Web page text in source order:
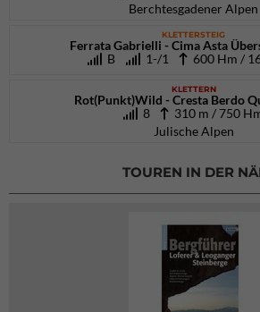
Berchtesgadener Alpen
KLETTERSTEIG
Ferrata Gabrielli - Cima Asta
B
1-/1 600 Hm /
KLETTERN
Rot(Punkt)Wild - Cresta Berdo
8
310 m / 750
Julische Alpen
TOUREN IN DER